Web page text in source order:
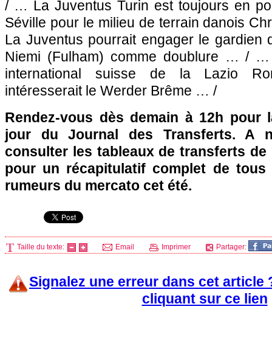
/ … La Juventus Turin est toujours en
Séville pour le milieu de terrain danois
La Juventus pourrait engager le gardien
Niemi (Fulham) comme doublure … /
international suisse de la Lazio
intéresserait le Werder Brême … /
Rendez-vous dès demain à 12h pour
jour du Journal des Transferts. A
consulter les tableaux de transferts de
pour un récapitulatif complet de tous
rumeurs du mercato cet été.
Taille du texte: Email Imprimer Partager:
Signalez une erreur dans cet article
cliquant sur ce lien